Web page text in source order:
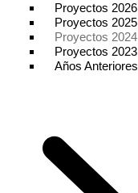
Proyectos 2026
Proyectos 2025
Proyectos 2024
Proyectos 2023
Años Anteriores